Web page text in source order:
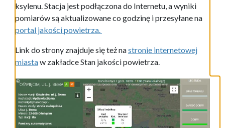
ksylenu. Stacja jest podłączona do Internetu, a wyniki
pomiarów są aktualizowane co godzinę i przesyłane na
portal jakości powietrza.
Link do strony znajduje się też nastronie internetowej
miastaw zakładce Stan jakości powietrza.